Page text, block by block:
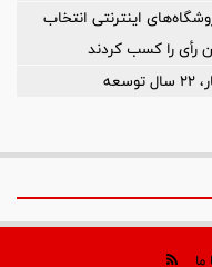
اینترنتی انتخاب
رأی را کسب کردند